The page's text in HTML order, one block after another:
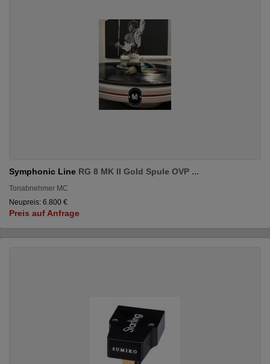
Symphonic Line RG 8 MK II Gold Spule OVP ...
Tonabnehmer MC
Neupreis: 6.800 €
Preis auf Anfrage